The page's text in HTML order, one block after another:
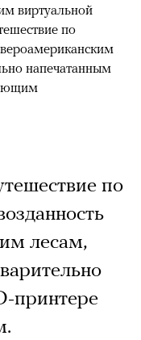
виртуальной
по
напечатанным
по
лесам,
принтере